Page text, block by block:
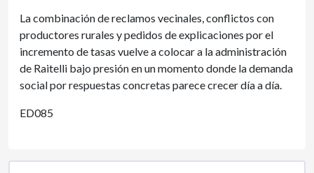
La combinación de reclamos vecinales, conflictos con
productores rurales y pedidos de explicaciones por el
incremento de tasas vuelve a colocar a la administración
de Raitelli bajo presión en un momento donde la demanda
social por respuestas concretas parece crecer día a día.
ED085